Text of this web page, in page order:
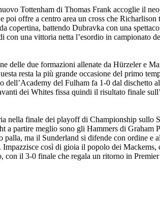
Tottenham di Thomas Frank accoglie il
offre a centro area un cross che
battendo Dubravka con una
una vittoria netta l’esordio in campionato
delle due formazioni allenate da Hürzeler e
resta la più grande occasione del primo
del Fulham fa 1-0 dal dischetto
dei Whites fissa quindi il risultato finale
nella finale dei playoff di Championship sullo
partire meglio sono gli Hammers di Graham
ma il Sunderland si difende con ordine e
così di gioia il popolo dei Mackems,
il 3-0 finale che regala un ritorno in